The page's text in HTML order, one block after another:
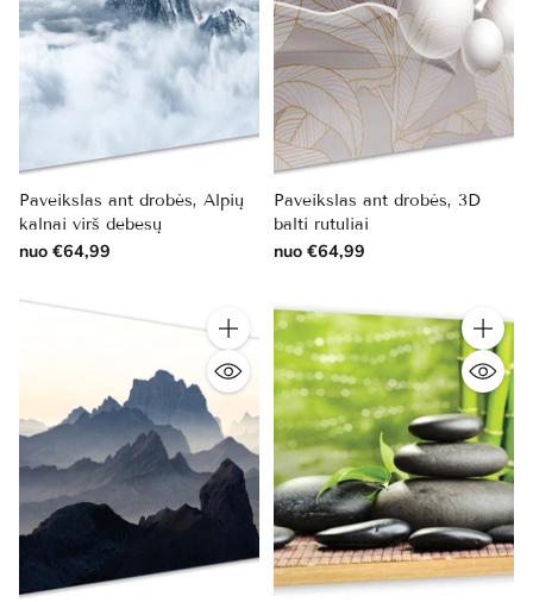
Paveikslas ant drobės, Alpių
kalnai virš debesų
nuo €64,99
Paveikslas ant drobės, 3D
balti rutuliai
nuo €64,99
Kiekis Kiekis